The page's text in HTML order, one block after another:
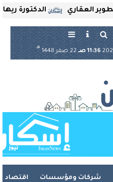
الدكتورة ريهام
11:36 صـ 22 صفر 1448
هـ
شركات ومؤسسات اقتصاد